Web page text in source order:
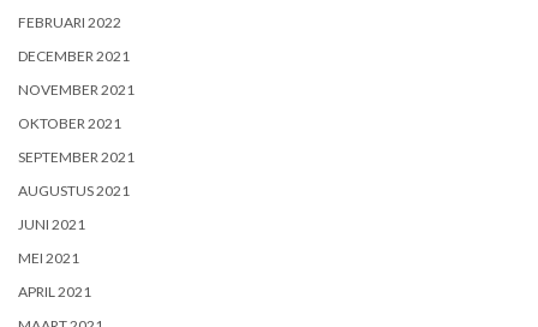
FEBRUARI 2022
DECEMBER 2021
NOVEMBER 2021
OKTOBER 2021
SEPTEMBER 2021
AUGUSTUS 2021
JUNI 2021
MEI 2021
APRIL 2021